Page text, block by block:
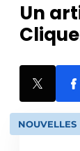
Un
NOUVELLES